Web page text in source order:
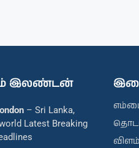
இலண்டன்
– Sri Lanka,
Latest Breaking